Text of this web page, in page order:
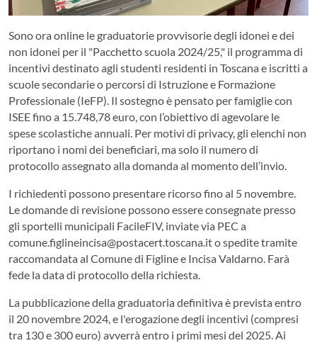
Sono ora online le graduatorie provvisorie degli idonei e dei
non idonei per il "Pacchetto scuola 2024/25," il programma di
incentivi destinato agli studenti residenti in Toscana e iscritti a
scuole secondarie o percorsi di Istruzione e Formazione
Professionale (IeFP). Il sostegno è pensato per famiglie con
ISEE fino a 15.748,78 euro, con l’obiettivo di agevolare le
spese scolastiche annuali. Per motivi di privacy, gli elenchi non
riportano i nomi dei beneficiari, ma solo il numero di
protocollo assegnato alla domanda al momento dell’invio.
I richiedenti possono presentare ricorso fino al 5 novembre.
Le domande di revisione possono essere consegnate presso
gli sportelli municipali FacileFIV, inviate via PEC a
comune.figlineincisa@postacert.toscana.it o spedite tramite
raccomandata al Comune di Figline e Incisa Valdarno. Farà
fede la data di protocollo della richiesta.
La pubblicazione della graduatoria definitiva è prevista entro
il 20 novembre 2024, e l'erogazione degli incentivi (compresi
tra 130 e 300 euro) avverrà entro i primi mesi del 2025. Ai